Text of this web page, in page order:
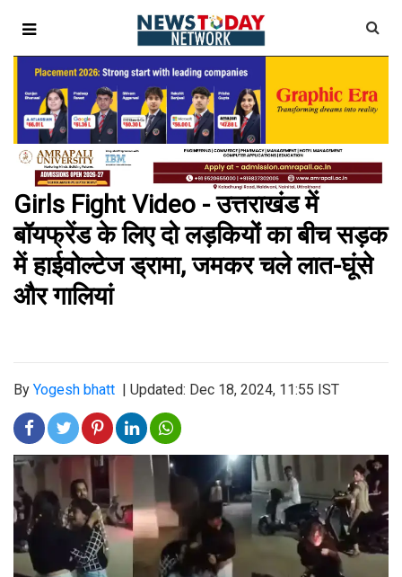
Girls Fight Video - उत्तराखंड में
बॉयफ्रेंड के लिए दो लड़कियों का बीच सड़क
में हाईवोल्टेज ड्रामा, जमकर चले लात-घूंसे
और गालियां
By Yogesh bhatt Updated: Dec 18, 2024, 11:55 IST